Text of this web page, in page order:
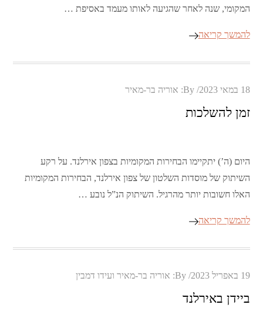
המקומי, שנה לאחר שהגיעה לאותו מעמד באסיפת …
להמשך קריאה
Posted
18 במאי 2023 By: אוריה בר-מאיר
זמן להשלכות
היום (ה’) יתקיימו הבחירות המקומיות בצפון אירלנד. על רקע
השיתוק של מוסדות השלטון של צפון אירלנד, הבחירות המקומיות
האלו חשובות יותר מהרגיל. השיתוק הנ”ל נובע …
להמשך קריאה
Posted
19 באפריל 2023 By: אוריה בר-מאיר ועידו דמבין
ביידן באירלנד